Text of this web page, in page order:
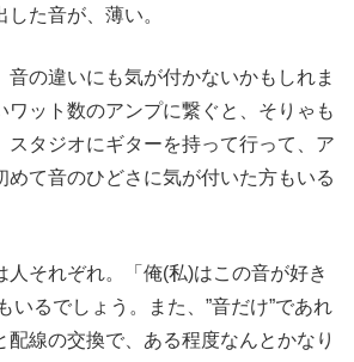
した音が、薄い。
音の違いにも気が付かないかもしれま
ワット数のアンプに繋ぐと、そりゃも
スタジオにギターを持って行って、ア
めて音のひどさに気が付いた方もいる
人それぞれ。「俺(私)はこの音が好き
いるでしょう。また、”音だけ”であれ
配線の交換で、ある程度なんとかなり